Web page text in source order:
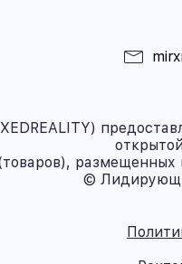
размещенных
©